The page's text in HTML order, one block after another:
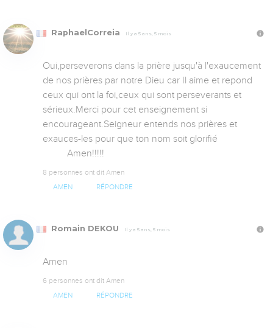
RaphaelCorreia Il y a 5 ans, 5 mois
Oui,perseverons dans la prière jusqu'à l'exaucement
de nos prières par notre Dieu car Il aime et repond
ceux qui ont la foi,ceux qui sont perseverants et
sérieux.Merci pour cet enseignement si
encourageant.Seigneur entends nos prières et
exauces-les pour que ton nom soit glorifié
          Amen!!!!!
8 personnes ont dit Amen
AMEN RÉPONDRE
Romain DEKOU Il y a 5 ans, 5 mois
Amen
6 personnes ont dit Amen
AMEN RÉPONDRE